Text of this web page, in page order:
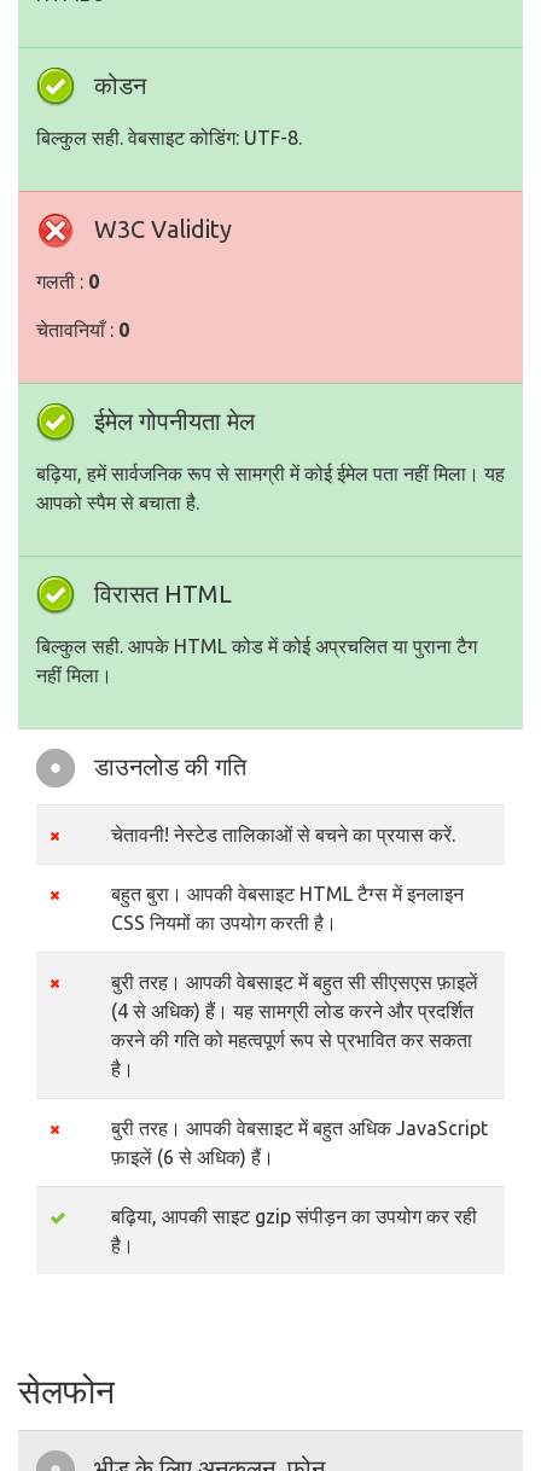
कोडन
बिल्कुल सही. वेबसाइट कोडिंग: UTF-8.
W3C Validity
गलती : 0
चेतावनियाँ : 0
ईमेल गोपनीयता मेल
बढ़िया, हमें सार्वजनिक रूप से सामग्री में कोई ईमेल पता नहीं मिला। यह
आपको स्पैम से बचाता है.
विरासत HTML
बिल्कुल सही. आपके HTML कोड में कोई अप्रचलित या पुराना टैग
नहीं मिला।
डाउनलोड की गति
चेतावनी! नेस्टेड तालिकाओं से बचने का प्रयास करें.
बहुत बुरा। आपकी वेबसाइट HTML टैग्स में इनलाइन
CSS नियमों का उपयोग करती है।
बुरी तरह। आपकी वेबसाइट में बहुत सी सीएसएस फ़ाइलें
(4 से अधिक) हैं। यह सामग्री लोड करने और प्रदर्शित
करने की गति को महत्वपूर्ण रूप से प्रभावित कर सकता
है।
बुरी तरह। आपकी वेबसाइट में बहुत अधिक JavaScript
फ़ाइलें (6 से अधिक) हैं।
बढ़िया, आपकी साइट gzip संपीड़न का उपयोग कर रही
है।
सेलफोन